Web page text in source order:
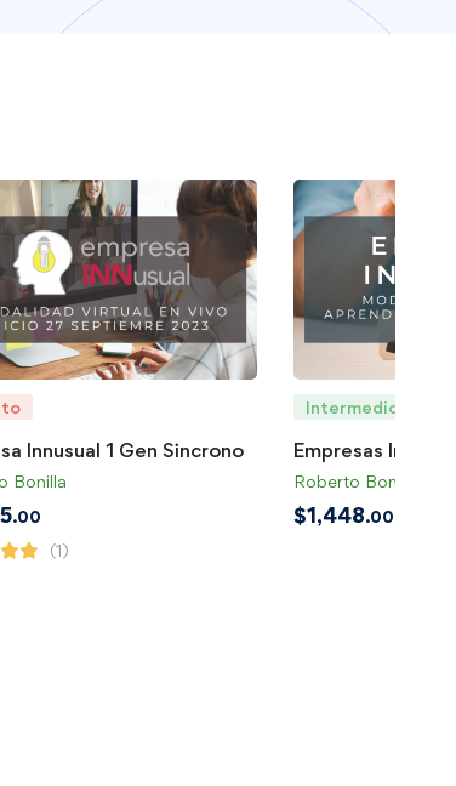
Innusual 1 Gen Sincrono
Bonilla
.00
(1)
Intermedio
Empresas
Roberto Bonilla
$1,448.00